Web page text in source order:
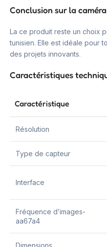
Conclusion sur la
La ce produit reste un choix
tunisien. Elle est idéale pour
des projets innovants.
Caractéristiques
Caractéristique
Résolution
Type de capteur
Interface
Fréquence d’images-
aa67a4
Dimensions